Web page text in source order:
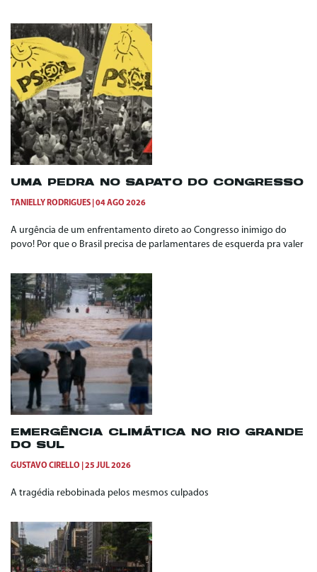
UMA PEDRA NO SAPATO DO CONGRESSO
TANIELLY RODRIGUES 04 AGO 2026
A urgência de um enfrentamento direto ao Congresso inimigo do
povo! Por que o Brasil precisa de parlamentares de esquerda pra valer
EMERGÊNCIA CLIMÁTICA NO RIO GRANDE
DO SUL
GUSTAVO CIRELLO 25 JUL 2026
A tragédia rebobinada pelos mesmos culpados